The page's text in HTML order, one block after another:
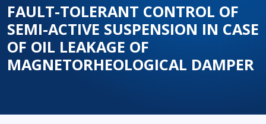
FAULT-TOLERANT CONTROL OF
SEMI-ACTIVE SUSPENSION IN CASE
OF OIL LEAKAGE OF
MAGNETORHEOLOGICAL DAMPER